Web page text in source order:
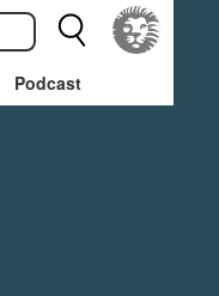
Podcast